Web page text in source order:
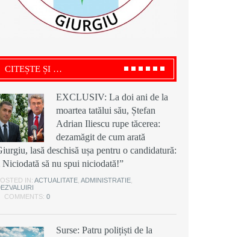
CITEȘTE ȘI …
EXCLUSIV: La doi ani de la
moartea tatălui său, Ștefan
Adrian Iliescu rupe tăcerea:
dezamăgit de cum arată
lasă deschisă ușa pentru o candidatură:
Niciodată să nu spui niciodată!”
IN: ACTUALITATE ADMINISTRATIE
COMMENTS: 0
Surse: Patru polițiști de la